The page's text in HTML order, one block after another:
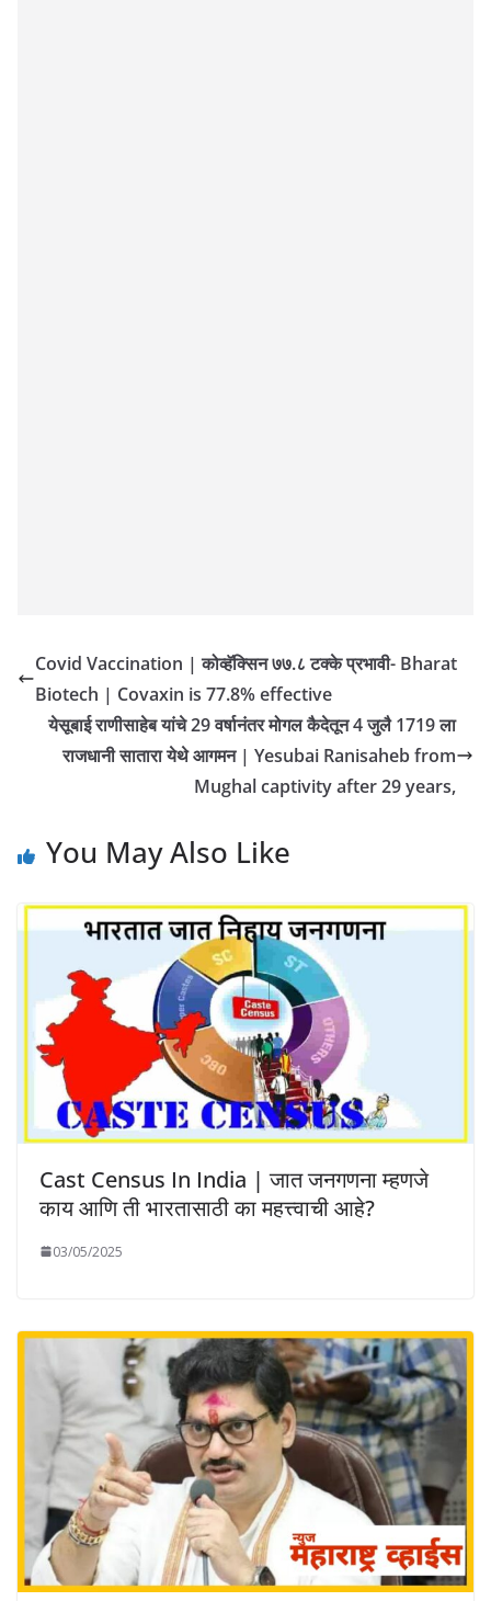
Covid Vaccination | कोव्हॅक्सिन ७७.८ टक्के प्रभावी- Bharat
Biotech | Covaxin is 77.8% effective
येसूबाई राणीसाहेब यांचे 29 वर्षानंतर मोगल कैदेतून 4 जुलै 1719 ला
राजधानी सातारा येथे आगमन | Yesubai Ranisaheb from
Mughal captivity after 29 years,
You May Also Like
Cast Census In India | जात जनगणना म्हणजे
काय आणि ती भारतासाठी का महत्त्वाची आहे?
03/05/2025